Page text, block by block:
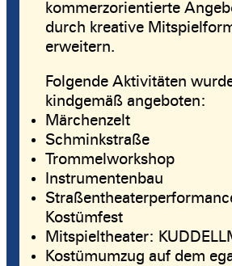
kommerzorientierte
durch kreative
erweitern.
Folgende Aktivitäten
kindgemäß angeboten:
Märchenzelt
Schminkstraße
Trommelworkshop
Instrumentenbau
Kostümfest
Mitspieltheater:
Kostümumzug auf dem